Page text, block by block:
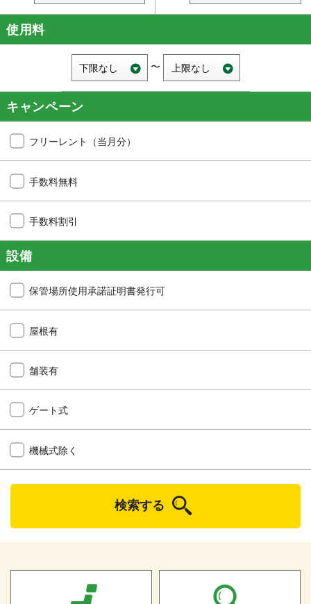
使用料
〜
キャンペーン
フリーレント（当月分）
手数料無料
手数料割引
設備
保管場所使用承諾証明書発行可
屋根有
舗装有
ゲート式
機械式除く
検索する